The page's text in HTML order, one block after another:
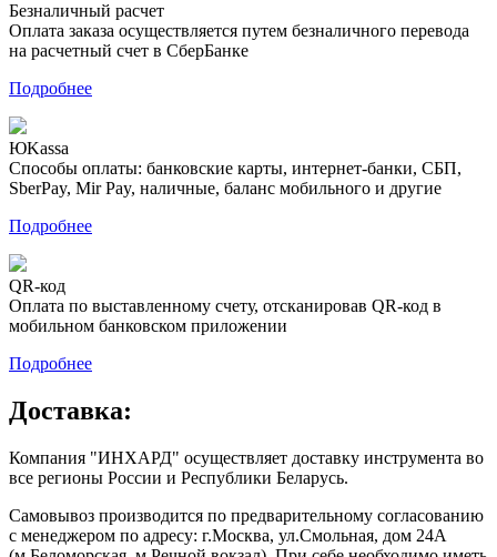
Безналичный расчет
Оплата заказа осуществляется путем безналичного перевода
на расчетный счет в СберБанке
Подробнее
ЮKassa
Способы оплаты: банковские карты, интернет-банки, СБП,
SberPay, Mir Pay, наличные, баланс мобильного и другие
Подробнее
QR-код
Оплата по выставленному счету, отсканировав QR-код в
мобильном банковском приложении
Подробнее
Доставка:
Компания "ИНХАРД" осуществляет доставку инструмента во
все регионы России и Республики Беларусь.
Самовывоз производится по предварительному согласованию
с менеджером по адресу: г.Москва, ул.Смольная, дом 24А